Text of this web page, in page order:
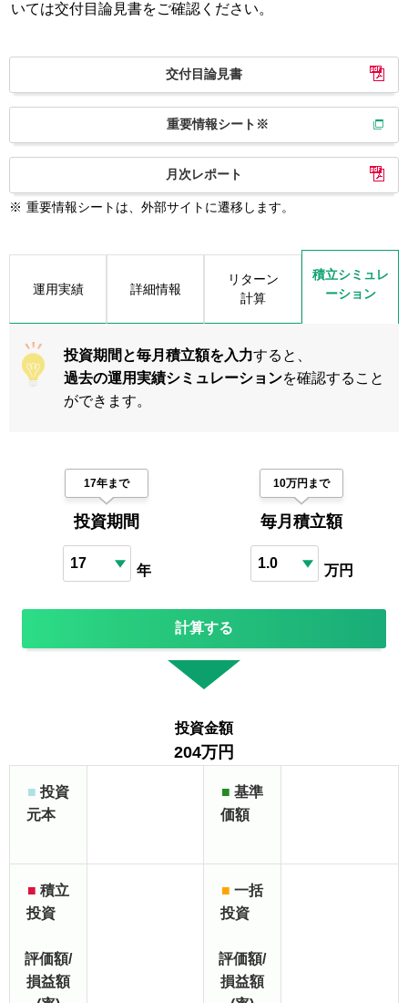
いては交付目論見書をご確認ください。
交付目論見書
重要情報シート※
月次レポート
※ 重要情報シートは、外部サイトに遷移します。
運用実績 詳細情報
リターン
計算
積立シミュレ
ーション
投資期間と毎月積立額を入力すると、
過去の運用実績シミュレーションを確認すること
ができます。
投資期間
17年まで
年
毎月積立額
10万円まで
万円
計算する
投資金額
204万円
■ 投資
元本
■ 基準
価額
■ 積立
投資
評価額/
損益額
■ 一括
投資
評価額/
損益額